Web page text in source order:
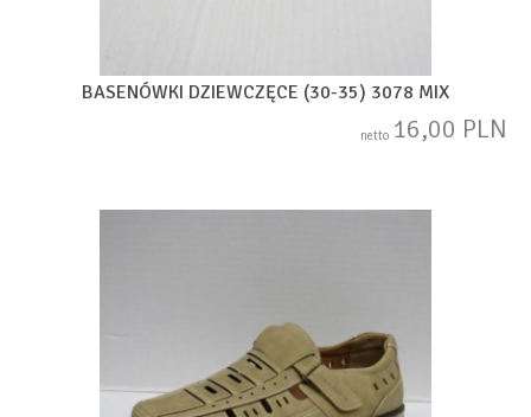
BASENÓWKI DZIEWCZĘCE (30-35) 3078 MIX
netto 16,00 PLN